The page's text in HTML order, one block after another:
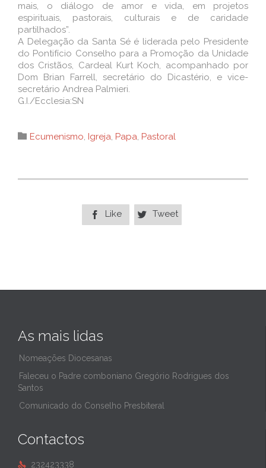
mais, o diálogo de amor e vida, em projetos
espirituais, pastorais, culturais e de caridade
partilhados”.
A Delegação da Santa Sé é liderada pelo Presidente
do Pontifício Conselho para a Promoção da Unidade
dos Cristãos, Cardeal Kurt Koch, acompanhado por
Dom Brian Farrell, secretário do Dicastério, e vice-
secretário Andrea Palmieri.
G.I./Ecclesia:SN
 Category
Ecumenismo, Igreja, Papa, Pastoral
 Like  Tweet
As mais lidas
Nomeações Diocesanas
Faleceu o Padre comboniano Gregório Rodrigues dos
Santos
Comunicado do Conselho Presbiteral
Contactos
 232423338